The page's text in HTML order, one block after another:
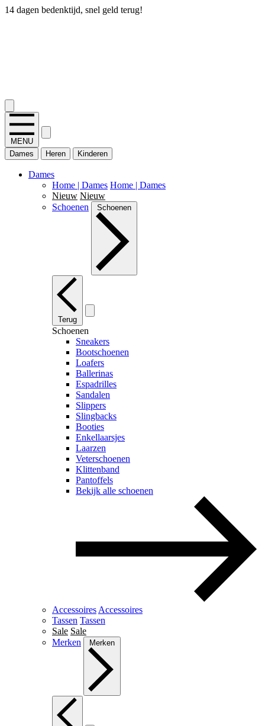
14 dagen bedenktijd, snel geld terug!
MENU
Dames
Heren Kinderen
Dames
Home | Dames Home | Dames
Nieuw Nieuw
Schoenen
Schoenen
Terug
Schoenen
Sneakers
Bootschoenen
Loafers
Ballerinas
Espadrilles
Sandalen
Slippers
Slingbacks
Booties
Enkellaarsjes
Laarzen
Veterschoenen
Klittenband
Pantoffels
Bekijk alle schoenen
Accessoires Accessoires
Tassen Tassen
Sale Sale
Merken
Merken